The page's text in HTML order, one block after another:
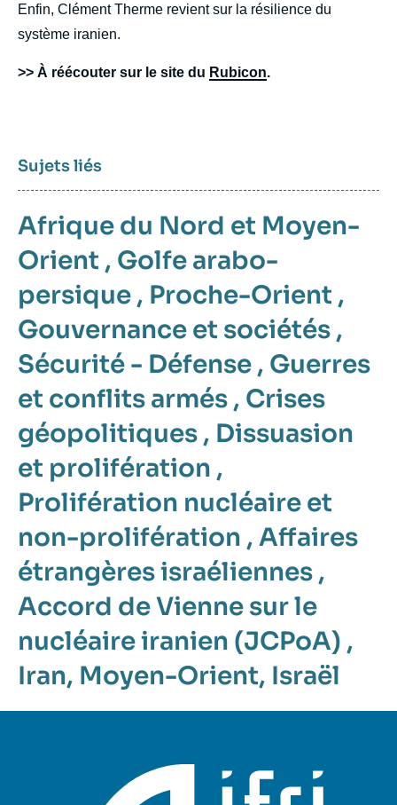
Enfin, Clément Therme revient sur la résilience du
système iranien.
>> À réécouter sur le site du Rubicon.
Sujets liés
Afrique du Nord et Moyen-
Orient , Golfe arabo-
persique , Proche-Orient ,
Gouvernance et sociétés ,
Sécurité - Défense , Guerres
et conflits armés , Crises
géopolitiques , Dissuasion
et prolifération ,
Prolifération nucléaire et
non-prolifération , Affaires
étrangères israéliennes ,
Accord de Vienne sur le
nucléaire iranien (JCPoA) ,
Iran, Moyen-Orient, Israël